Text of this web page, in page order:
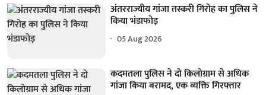
अंतरराज्यीय गांजा तस्करी गिरोह का पुलिस ने
किया भंडाफोड़
05 Aug 2026
कदमतला पुलिस ने दो किलोग्राम से अधिक
गांजा किया बरामद, एक व्यक्ति गिरफ्तार